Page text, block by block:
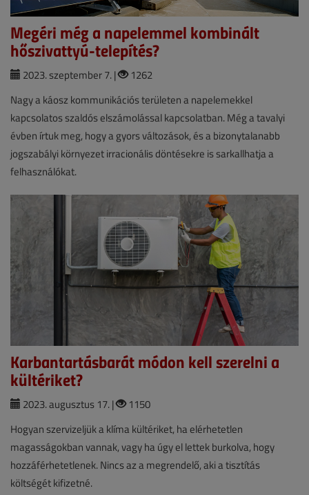
Megéri még a napelemmel kombinált
hőszivattyú-telepítés?
2023. szeptember 7. |
1262
Nagy a káosz kommunikációs területen a napelemekkel
kapcsolatos szaldós elszámolással kapcsolatban. Még a tavalyi
évben írtuk meg, hogy a gyors változások, és a bizonytalanabb
jogszabályi környezet irracionális döntésekre is sarkallhatja a
felhasználókat.
Karbantartásbarát módon kell szerelni a
kültériket?
2023. augusztus 17. |
1150
Hogyan szervizeljük a klíma kültériket, ha elérhetetlen
magasságokban vannak, vagy ha úgy el lettek burkolva, hogy
hozzáférhetetlenek. Nincs az a megrendelő, aki a tisztítás
költségét kifizetné.